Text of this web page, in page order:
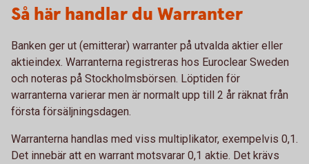
Så här handlar du Warranter
Banken ger ut (emitterar) warranter på utvalda aktier eller
aktieindex. Warranterna registreras hos Euroclear Sweden
och noteras på Stockholmsbörsen. Löptiden för
warranterna varierar men är normalt upp till 2 år räknat från
första försäljningsdagen.
Warranterna handlas med viss multiplikator, exempelvis 0,1.
Det innebär att en warrant motsvarar 0,1 aktie. Det krävs